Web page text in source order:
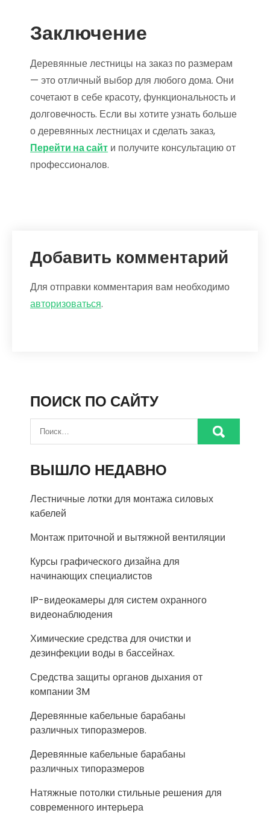
Заключение
Деревянные лестницы на заказ по размерам
— это отличный выбор для любого дома. Они
сочетают в себе красоту, функциональность и
долговечность. Если вы хотите узнать больше
о деревянных лестницах и сделать заказ,
Перейти на сайт и получите консультацию от
профессионалов.
Добавить комментарий
Для отправки комментария вам необходимо
авторизоваться.
ПОИСК ПО САЙТУ
ВЫШЛО НЕДАВНО
Лестничные лотки для монтажа силовых
кабелей
Монтаж приточной и вытяжной вентиляции
Курсы графического дизайна для
начинающих специалистов
IP-видеокамеры для систем охранного
видеонаблюдения
Химические средства для очистки и
дезинфекции воды в бассейнах.
Средства защиты органов дыхания от
компании 3M
Деревянные кабельные барабаны
различных типоразмеров.
Деревянные кабельные барабаны
различных типоразмеров
Натяжные потолки стильные решения для
современного интерьера